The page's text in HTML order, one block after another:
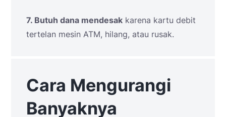
7. Butuh dana mendesak karena kartu debit
tertelan mesin ATM, hilang, atau rusak.
Cara Mengurangi
Banyaknya